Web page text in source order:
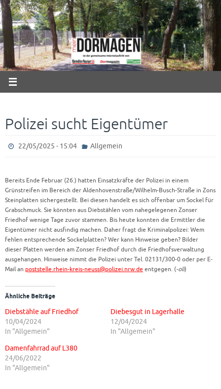
Zum
Inhalt
springen
Polizei sucht Eigentümer
22/05/2025 - 15:04 Allgemein
Bereits Ende Februar (26.) hatten Einsatzkräfte der Polizei in einem
Grünstreifen im Bereich der Aldenhovenstraße/Wilhelm-Busch-Straße in Zons
Steinplatten sichergestellt. Bei diesen handelt es sich offenbar um Sockel für
Grabschmuck. Sie könnten aus Diebstählen vom nahegelegenen Zonser
Friedhof wenige Tage zuvor stammen. Bis heute konnten die Ermittler die
Eigentümer nicht ausfindig machen. Daher fragt die Kriminalpolizei: Wem
fehlen entsprechende Sockelplatten? Wer kann Hinweise geben? Bilder
dieser Platten werden am Zonser Friedhof durch die Friedhofsverwaltung
ausgehangen. Hinweise nimmt die Polizei unter Tel. 02131/300-0 oder per E-
Mail an poststelle.rhein-kreis-neuss@polizei.nrw.de entgegen. (-oli)
Ähnliche Beiträge
Diebstähle auf Friedhof
10/04/2024
In "Allgemein"
Diebesgut in Lagerhalle
12/04/2024
In "Allgemein"
Damenfahrrad auf L380
24/06/2022
In "Allgemein"